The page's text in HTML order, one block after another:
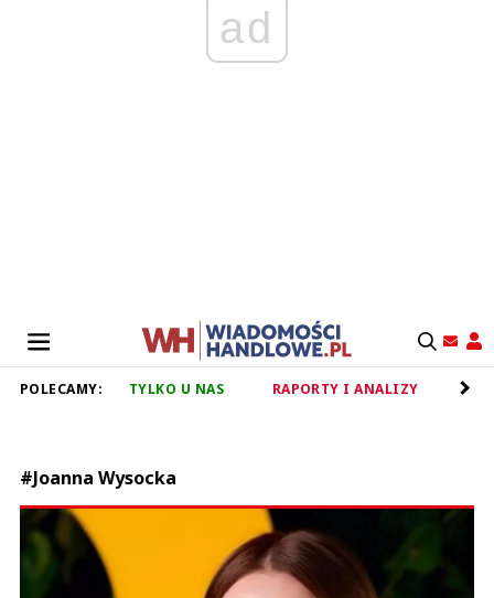
ad
POLECAMY: TYLKO U NAS RAPORTY I ANALIZY
#Joanna Wysocka